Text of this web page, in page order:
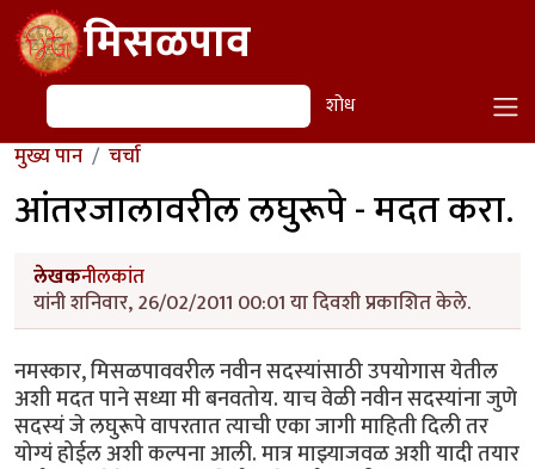
Skip to main contentमिसळपाव
शोध शोध
मुख्य पान चर्चा
आंतरजालावरील लघुरूपे - मदत करा.
लेखकनीलकांत
यांनी शनिवार, 26/02/2011 00:01 या दिवशी प्रकाशित केले.
नमस्कार, मिसळपाववरील नवीन सदस्यांसाठी उपयोगास येतील
अशी मदत पाने सध्या मी बनवतोय. याच वेळी नवीन सदस्यांना जुणे
सदस्यं जे लघुरूपे वापरतात त्याची एका जागी माहिती दिली तर
योग्यं होईल अशी कल्पना आली. मात्र माझ्याजवळ अशी यादी तयार